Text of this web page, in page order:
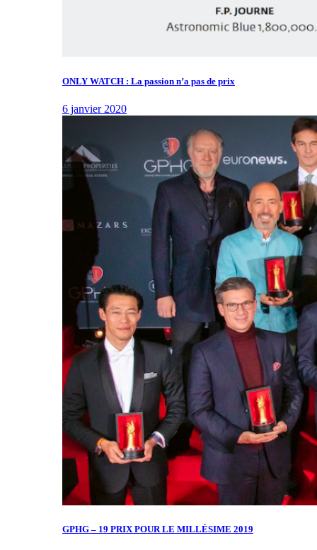
ONLY WATCH : La passion n’a pas de prix
6 janvier 2020
GPHG – 19 PRIX POUR LE MILLÉSIME 2019